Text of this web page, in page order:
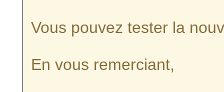
Vous pouvez tester la
En vous remerciant,